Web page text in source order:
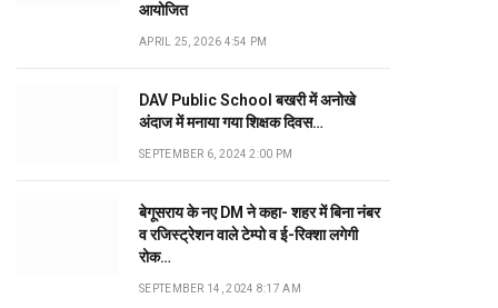
आयोजित
APRIL 25, 2026 4:54 PM
DAV Public School बखरी में अनोखे
अंदाज में मनाया गया शिक्षक दिवस…
SEPTEMBER 6, 2024 2:00 PM
बेगूसराय के नए DM ने कहा- शहर में बिना नंबर
व रजिस्ट्रेशन वाले टेम्पो व ई-रिक्शा लगेगी
रोक…
SEPTEMBER 14, 2024 8:17 AM